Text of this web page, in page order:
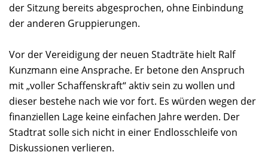
der Sitzung bereits abgesprochen, ohne Einbindung
der anderen Gruppierungen.
Vor der Vereidigung der neuen Stadträte hielt Ralf
Kunzmann eine Ansprache. Er betone den Anspruch
mit „voller Schaffenskraft“ aktiv sein zu wollen und
dieser bestehe nach wie vor fort. Es würden wegen der
finanziellen Lage keine einfachen Jahre werden. Der
Stadtrat solle sich nicht in einer Endlosschleife von
Diskussionen verlieren.